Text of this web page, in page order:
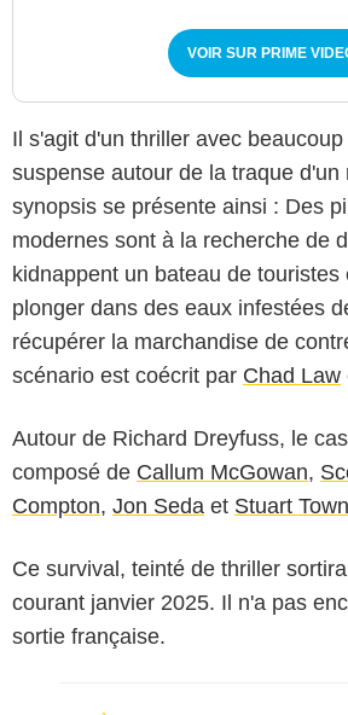
VOIR SUR PRIME
Il s'agit d'un thriller avec
suspense autour de la traque d'un
synopsis se présente ainsi : Des
modernes sont à la recherche de
kidnappent un bateau de touristes
plonger dans des eaux infestées
récupérer la marchandise de
scénario est coécrit par Chad Law
Autour de Richard Dreyfuss, le
composé de Callum McGowan,
Compton, Jon Seda et Stuart
Ce survival, teinté de thriller
courant janvier 2025. Il n'a pas
sortie française.